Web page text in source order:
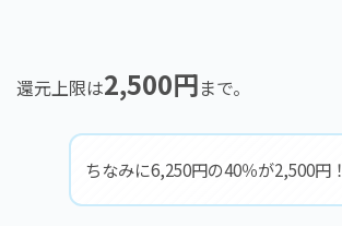
還元上限は2,500円まで。
ちなみに6,250円の40％が2,500円！